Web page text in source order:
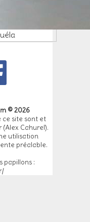
© 2026
ce site sont et
Cahurel).
utilisation
préalable.
papillons :